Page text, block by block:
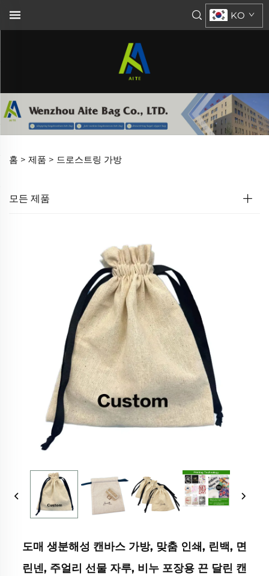
KO
홈 > 제품 > 드로스트링 가방
모든 제품
도매 생분해성 캔바스 가방, 맞춤 인쇄, 린백, 면
린넨, 주얼리 선물 자루, 비누 포장용 끈 달린 캔